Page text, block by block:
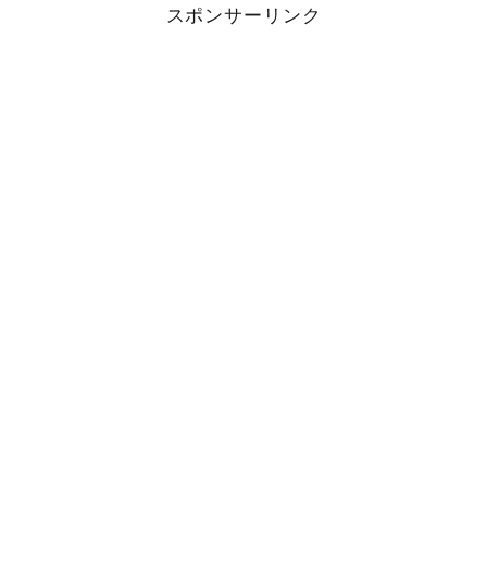
スポンサーリンク